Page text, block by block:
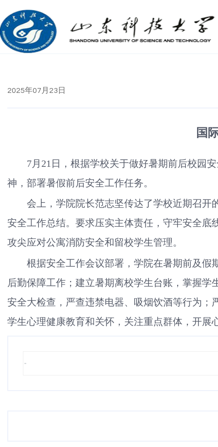
2025年07月23日
国
7月21日，根据学校关于做好暑期前后校园
神，部署暑假前后安全工作任务。
会上，学院院长范志坚传达了学校近期召开
安全工作总结。要求压实主体责任，守牢安全
攻尖应对公寓消防安全和留校学生管理。
根据安全工作会议部署，学院在暑期前及假
后勤保障工作；建立暑期离校学生台账，掌握
安全大检查，严查违禁电器、吸烟饮酒等行为
学生心理健康教育和关怀，关注重点群体，开展